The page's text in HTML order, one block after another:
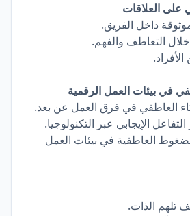
على العلاقات
داخل الفريق.
التعاطف والفهم.
في بيئات العمل الرقمية
العاطفي في فرق العمل عن بعد.
الإيجابي عبر التكنولوجيا.
العاطفية في بيئات العمل
تلهم الذات.